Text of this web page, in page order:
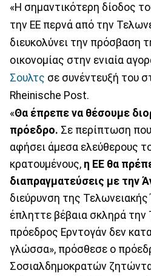
«Η σημαντικότερη δίοδος
την ΕΕ περνά από την
διευκολύνει την πρόσβαση
οικονομίας στην ενιαία
Σουλτς σε συνέντευξή του
Rheinische Post.
«Θα έπρεπε να θέσουμε
πρόεδρο. Σε περίπτωση
αφήσει άμεσα ελεύθερους
κρατουμένους, η ΕΕ θα
διαπραγματεύσεις με την
διεύρυνση της
έπληττε βέβαια σκληρά
πρόεδρος Ερντογάν δεν
γλώσσα», πρόσθεσε ο
Σοσιαλδημοκρατών